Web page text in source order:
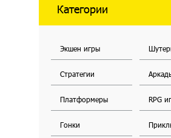
Категории
Экшен игры
Стратегии
Платформеры RPG
Гонки